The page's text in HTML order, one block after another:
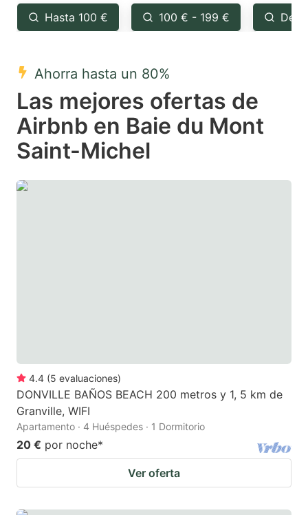
the
question
key
to
get
the
keyboard
shortcuts
the
question
to
get
the
shortcuts
Hasta 100 € 100 € - 199 €
Ahorra hasta un 80%
Las mejores ofertas de
Airbnb en Baie du Mont
Saint-Michel
4.4 (5 evaluaciones)
DONVILLE BAÑOS BEACH 200 metros y 1, 5 km de
Granville, WIFI
Apartamento · 4 Huéspedes · 1 Dormitorio
20 € por noche*
Ver oferta